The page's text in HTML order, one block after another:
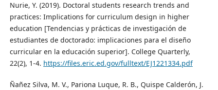
Nurie, Y. (2019). Doctoral students research trends and
practices: Implications for curriculum design in higher
education [Tendencias y prácticas de investigación de
estudiantes de doctorado: implicaciones para el diseño
curricular en la educación superior]. College Quarterly,
22(2), 1-4. https://files.eric.ed.gov/fulltext/EJ1221334.pdf
Ñañez Silva, M. V., Pariona Luque, R. B., Quispe Calderón, J.